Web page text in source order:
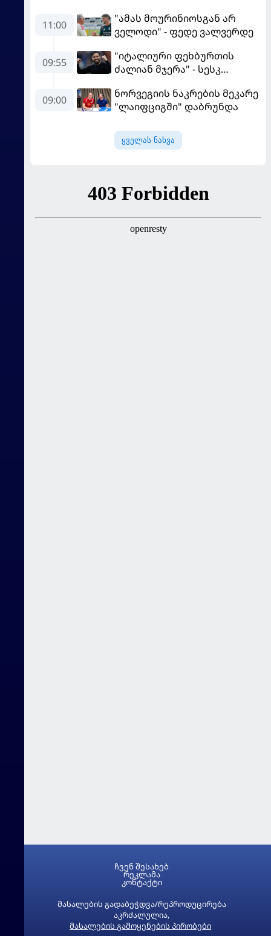
11:00
"ამას მოურინიოსგან არ
ველოდი" - ფედე ვალვერდე
09:55
"იტალიური ფეხბურთის
ძალიან მჯერა" - სესკ
09:00
ნორვეგიის ნაკრების მეკარე
"ლაიფციგში" დაბრუნდა
ყველას ნახვა
მასალების გადაბეჭდვა/რეპროდუცირება
აკრძალულია,
მასალების გამოყენების პირობები
ჩვენ შესახებ
რეკლამა
კონტაქტი